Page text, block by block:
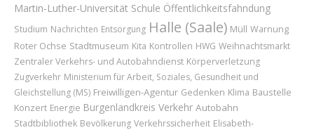
Martin-Luther-Universität Schule Öffentlichkeitsfahndung
Studium Nachrichten Entsorgung Halle (Saale) Müll Warnung
Roter Ochse Stadtmuseum Kita Kontrollen HWG Weihnachtsmarkt
Zentraler Verkehrs- und Autobahndienst Körperverletzung
Zugverkehr Ministerium für Arbeit, Soziales, Gesundheit und
Gleichstellung (MS) Freiwilligen-Agentur Gedenken Klima Baustelle
Konzert Energie Burgenlandkreis Verkehr Autobahn
Stadtbibliothek Bevölkerung Verkehrssicherheit Elisabeth-